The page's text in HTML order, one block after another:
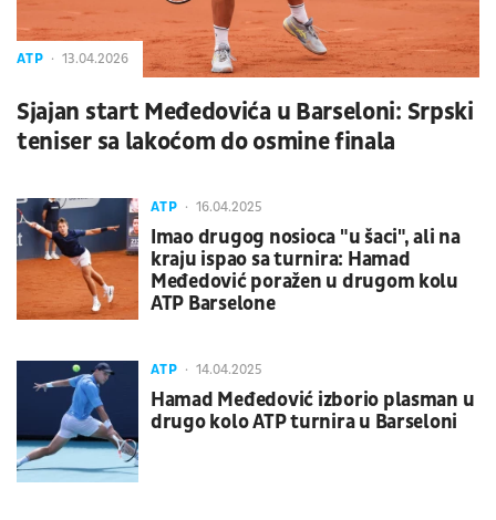
ATP 13.04.2026
Sjajan start Međedovića u Barseloni: Srpski
teniser sa lakoćom do osmine finala
ATP 16.04.2025
Imao drugog nosioca "u šaci", ali na
kraju ispao sa turnira: Hamad
Međedović poražen u drugom kolu
ATP Barselone
ATP 14.04.2025
Hamad Međedović izborio plasman u
drugo kolo ATP turnira u Barseloni